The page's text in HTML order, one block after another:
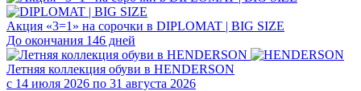
Акция «3=1» на сорочки в DIPLOMAT | BIG SIZE
До окончания 146 дней
Летняя коллекция обуви в HENDERSON
с 14 июля 2026 по 31 августа 2026